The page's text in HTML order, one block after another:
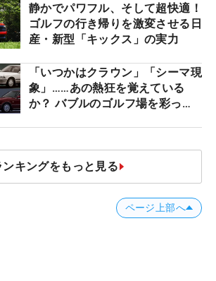
静かでパワフル、そして超快適！
ゴルフの行き帰りを激変させる日
産・新型「キックス」の実力
「いつかはクラウン」「シーマ現
象」……あの熱狂を覚えている
か？ バブルのゴルフ場を彩った
ンキングをもっと見る
ページ上部へ